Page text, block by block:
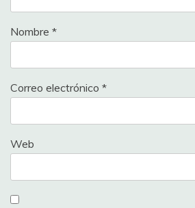
Nombre *
Correo electrónico *
Web